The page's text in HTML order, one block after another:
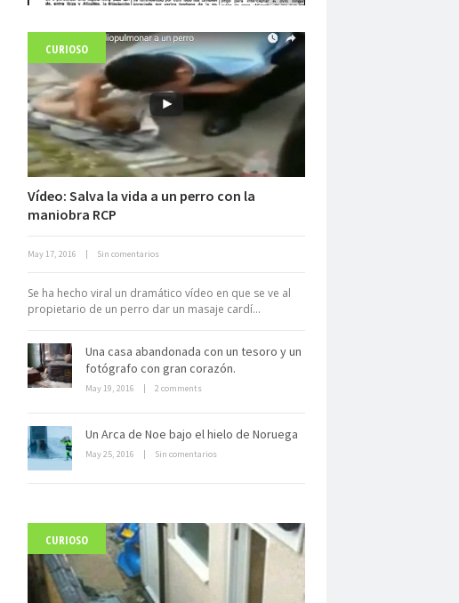
Fuerte abandonado del siglo XIX
Neuromarketing: el uso de la
electrónico
Dentro de un manicomio
abandonado
Carlo Acutis, el beato incorrupto de
CURIOSO
Vídeo: Salva la vida a un perro con la
maniobra RCP
May 17, 2016 | Sin comentarios
Se ha hecho viral un dramático vídeo en que se ve al
propietario de un perro dar un masaje cardí...
Una casa abandonada con un tesoro y un
fotógrafo con gran corazón.
May 19, 2016 | 2 comments
Un Arca de Noe bajo el hielo de Noruega
May 25, 2016 | Sin comentarios
CURIOSO